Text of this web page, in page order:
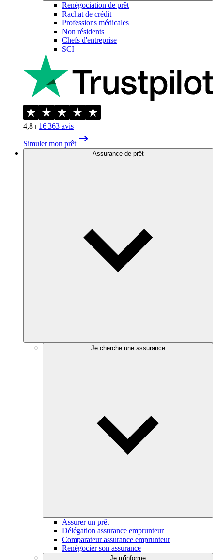
Renégociation de prêt
Rachat de crédit
Professions médicales
Non résidents
Chefs d'entreprise
SCI
4,8 ⏐ 16 363 avis
Simuler mon prêt
Assurance de prêt
Je cherche une assurance
Assurer un prêt
Délégation assurance emprunteur
Comparateur assurance emprunteur
Renégocier son assurance
Je m'informe